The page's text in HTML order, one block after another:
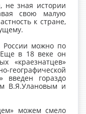
не зная истории
свою малую
к стране,
России можно по
в 18 веке он
«краезнатцев»
введен гораздо
В.Я.Улановым и
можем смело